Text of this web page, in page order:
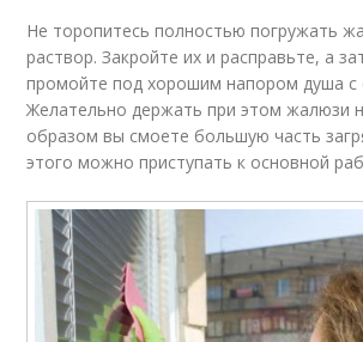
Не торопитесь полностью погружать
раствор. Закройте их и расправьте, а
промойте под хорошим напором душа с
Желательно держать при этом жалюзи
образом вы смоете большую часть
этого можно приступать к основной